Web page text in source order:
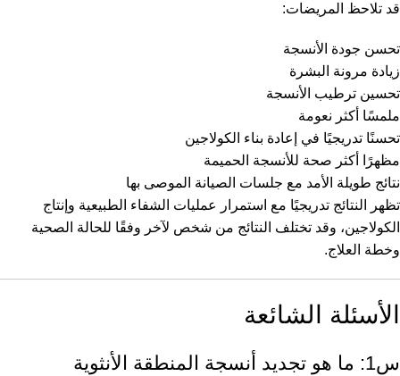
قد تلاحظ المريضات:
تحسن جودة الأنسجة
زيادة مرونة البشرة
تحسين ترطيب الأنسجة
ملمسًا أكثر نعومة
تحسنًا تدريجيًا في إعادة بناء الكولاجين
مظهرًا أكثر صحة للأنسجة الحميمة
نتائج طويلة الأمد مع جلسات الصيانة الموصى بها
تظهر النتائج تدريجيًا مع استمرار عمليات الشفاء الطبيعية وإنتاج
الكولاجين، وقد تختلف النتائج من شخص لآخر وفقًا للحالة الصحية
وخطة العلاج.
الأسئلة الشائعة
س1: ما هو تجديد أنسجة المنطقة الأنثوية